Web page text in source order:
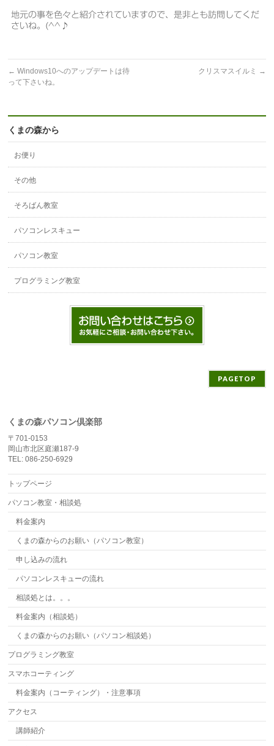
地元の事を色々と紹介されていますので、是非とも訪問してくだ
さいね。(^^♪
← Windows10へのアップデートは待
って下さいね。
クリスマスイルミ →
くまの森から
お便り
その他
そろばん教室
パソコンレスキュー
パソコン教室
プログラミング教室
PAGETOP
くまの森パソコン倶楽部
〒701-0153
岡山市北区庭瀬187-9
TEL: 086-250-6929
トップページ
パソコン教室・相談処
料金案内
くまの森からのお願い（パソコン教室）
申し込みの流れ
パソコンレスキューの流れ
相談処とは。。。
料金案内（相談処）
くまの森からのお願い（パソコン相談処）
プログラミング教室
スマホコーティング
料金案内（コーティング）・注意事項
アクセス
講師紹介